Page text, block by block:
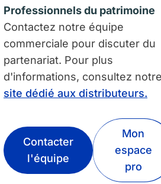
Professionnels du patrimoine
Contactez notre équipe
commerciale pour discuter du
partenariat. Pour plus
d'informations, consultez notre
site dédié aux distributeurs.
Contacter
l'équipe
Mon
espace
pro